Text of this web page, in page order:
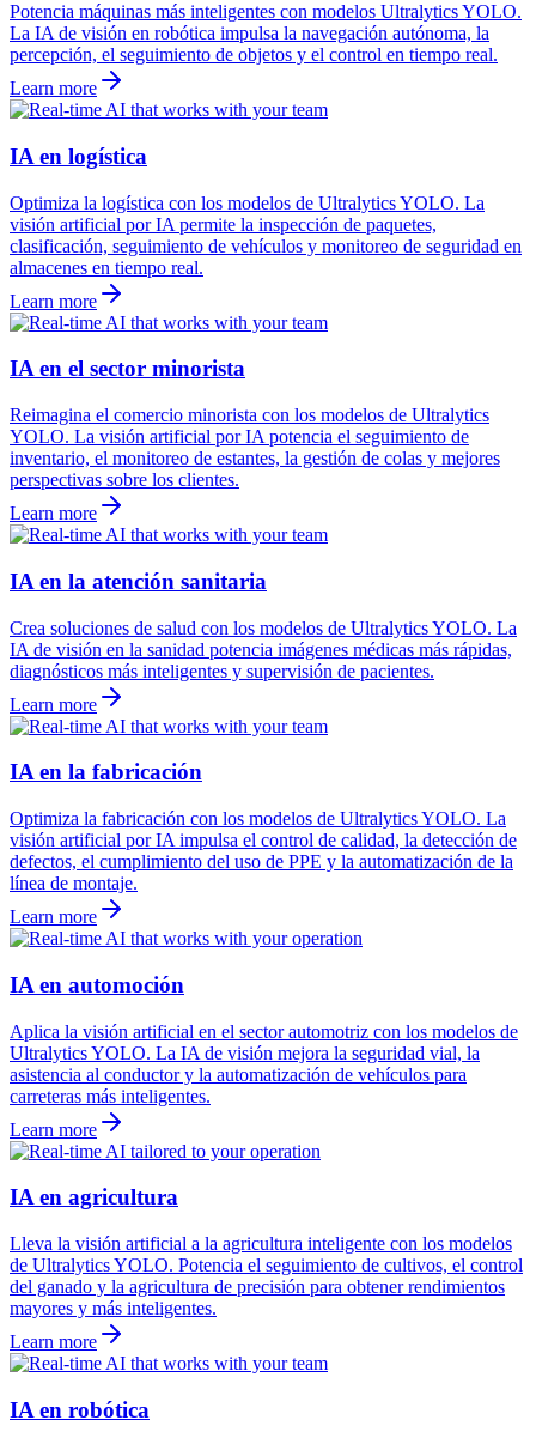
Potencia máquinas más inteligentes con modelos Ultralytics YOLO.
La IA de visión en robótica impulsa la navegación autónoma, la
percepción, el seguimiento de objetos y el control en tiempo real.
Learn more
IA en logística
Optimiza la logística con los modelos de Ultralytics YOLO. La
visión artificial por IA permite la inspección de paquetes,
clasificación, seguimiento de vehículos y monitoreo de seguridad en
almacenes en tiempo real.
Learn more
IA en el sector minorista
Reimagina el comercio minorista con los modelos de Ultralytics
YOLO. La visión artificial por IA potencia el seguimiento de
inventario, el monitoreo de estantes, la gestión de colas y mejores
perspectivas sobre los clientes.
Learn more
IA en la atención sanitaria
Crea soluciones de salud con los modelos de Ultralytics YOLO. La
IA de visión en la sanidad potencia imágenes médicas más rápidas,
diagnósticos más inteligentes y supervisión de pacientes.
Learn more
IA en la fabricación
Optimiza la fabricación con los modelos de Ultralytics YOLO. La
visión artificial por IA impulsa el control de calidad, la detección de
defectos, el cumplimiento del uso de PPE y la automatización de la
línea de montaje.
Learn more
IA en automoción
Aplica la visión artificial en el sector automotriz con los modelos de
Ultralytics YOLO. La IA de visión mejora la seguridad vial, la
asistencia al conductor y la automatización de vehículos para
carreteras más inteligentes.
Learn more
IA en agricultura
Lleva la visión artificial a la agricultura inteligente con los modelos
de Ultralytics YOLO. Potencia el seguimiento de cultivos, el control
del ganado y la agricultura de precisión para obtener rendimientos
mayores y más inteligentes.
Learn more
IA en robótica